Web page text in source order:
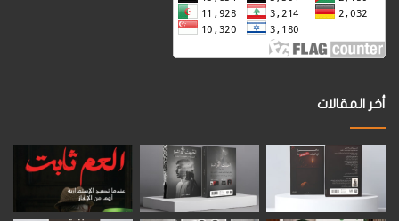
أخر المقالات